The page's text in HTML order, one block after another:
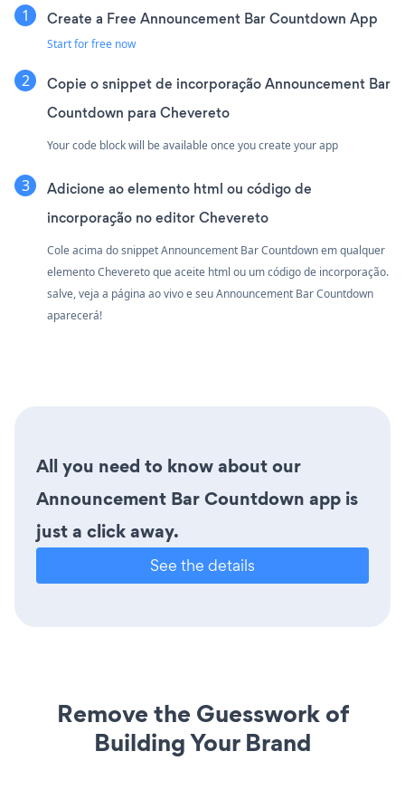
Create a Free Announcement Bar Countdown App
Start for free now
Copie o snippet de incorporação Announcement Bar
Countdown para Chevereto
Your code block will be available once you create your app
Adicione ao elemento html ou código de
incorporação no editor Chevereto
Cole acima do snippet Announcement Bar Countdown em qualquer
elemento Chevereto que aceite html ou um código de incorporação.
salve, veja a página ao vivo e seu Announcement Bar Countdown
aparecerá!
All you need to know about our
Announcement Bar Countdown app is
just a click away.
See the details
Remove the Guesswork of
Building Your Brand